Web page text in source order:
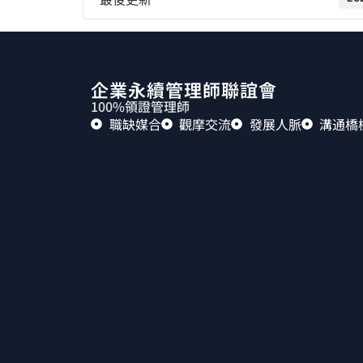
企業永續管理師聯誼會
100%領證管理師
職缺媒合
觀摩交流 發展人脈 溝通橋